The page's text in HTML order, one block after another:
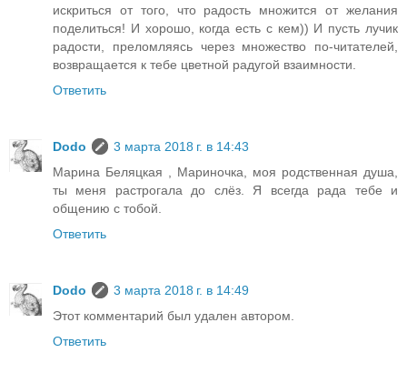
искриться от того, что радость множится от желания
поделиться! И хорошо, когда есть с кем)) И пусть лучик
радости, преломляясь через множество по-читателей,
возвращается к тебе цветной радугой взаимности.
Ответить
Dodo
3 марта 2018 г. в 14:43
Марина Беляцкая , Мариночка, моя родственная душа,
ты меня растрогала до слёз. Я всегда рада тебе и
общению с тобой.
Ответить
Dodo
3 марта 2018 г. в 14:49
Этот комментарий был удален автором.
Ответить